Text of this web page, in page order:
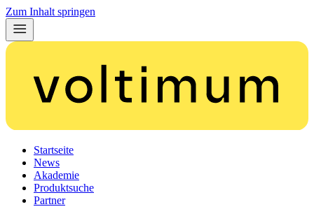
Zum Inhalt springen
Startseite
News
Akademie
Produktsuche
Partner